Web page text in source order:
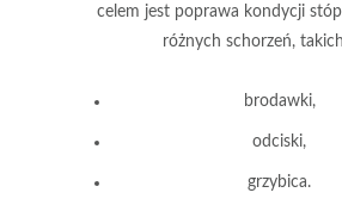
celem jest poprawa kondycji
różnych schorzeń,
brodawki,
odciski,
grzybica.